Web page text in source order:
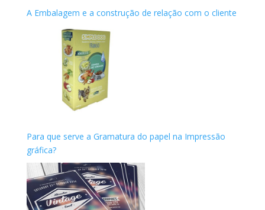
A Embalagem e a construção de relação com o cliente
Para que serve a Gramatura do papel na Impressão
gráfica?